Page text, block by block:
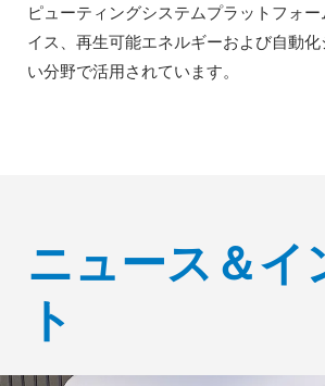
ピューティングシステムプラットフォ
イス、再生可能エネルギーおよび自動
い分野で活用されています。
ニュース＆イ
ト